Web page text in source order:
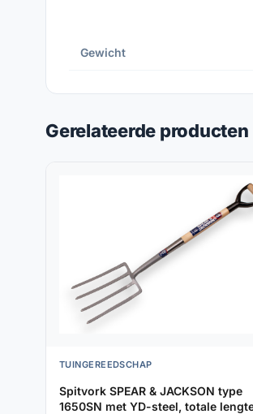
Gewicht
Gerelateerde producten
TUINGEREEDSCHAP
Spitvork SPEAR & JACKSON type
1650SN met YD-steel, totale